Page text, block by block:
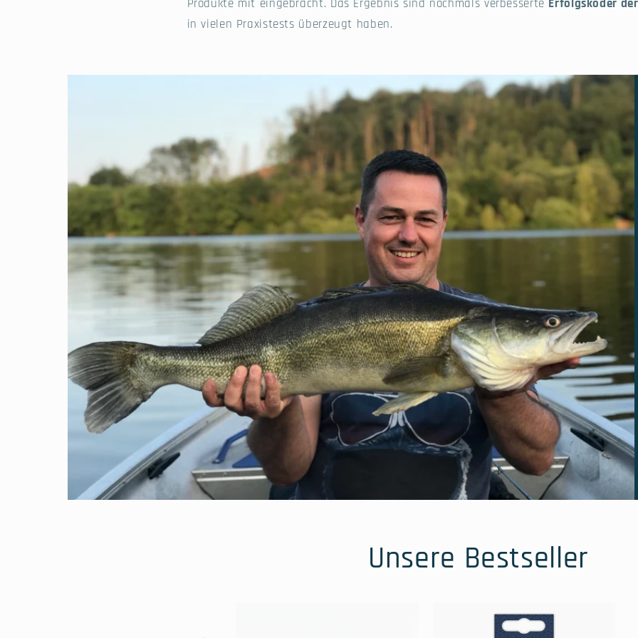
Produkte mit eingebracht. Das Ergebnis sind nochmals verbesserte Erfolgsköder
in vielen Praxistests überzeugt haben.
Unsere Bestseller